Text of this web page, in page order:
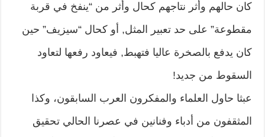
كان حالهم وأثر نتاجهم كحال وأثر من “ينفخ في قربة
مقطوعة” على حد تعبير المثل, أو كحال “سيزيف” حين
كان يدفع بالصخرة عاليا فتهبط, فيعاود رفعها لتعاود
السقوط من جديد!
عبثا حاول العلماء والمفكرون العرب السابقون، وكذا
المثقفون من أدباء وفنانين في عصرنا الحالي تحقيق